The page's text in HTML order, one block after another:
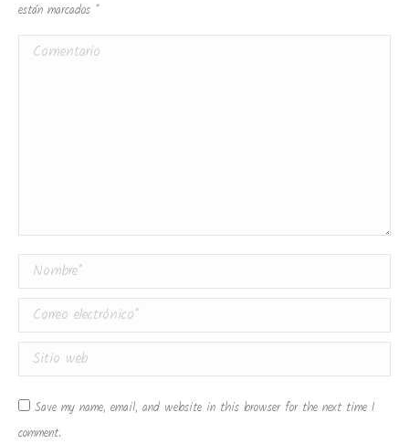
están marcados *
Comentario
Nombre *
Correo electrónico *
Sitio web
Save my name, email, and website in this browser for the next time I
comment.